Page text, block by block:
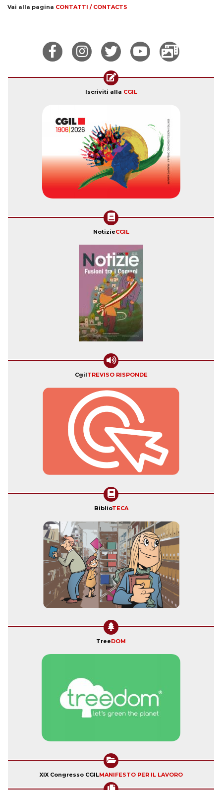
Vai alla pagina CONTATTI / CONTACTS
Iscriviti alla CGIL
NotizieCGIL
CgilTREVISO RISPONDE
BiblioTECA
TreeDOM
XIX Congresso CGILMANIFESTO PER IL LAVORO